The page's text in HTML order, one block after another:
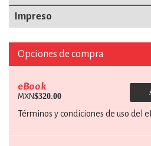
Impreso
Opciones de compra
eBook
MXN$320.00
Términos y condiciones de uso del